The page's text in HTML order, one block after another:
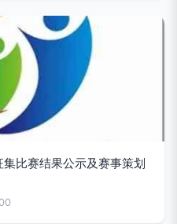
比赛结果公示及赛事策划